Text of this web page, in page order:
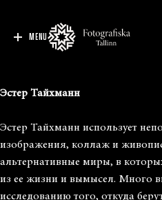
MENU
Эстер Тайхманн
Эстер Тайхманн использует
изображения, коллаж и
альтернативные миры, в
из ее жизни и вымысел. Много
исследованию того, откуда